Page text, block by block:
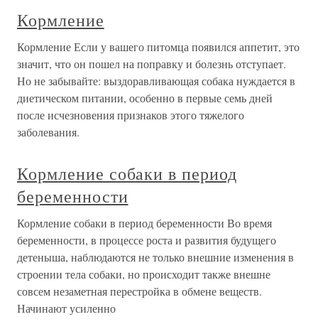
Кормление
Кормление Если у вашего питомца появился аппетит, это
значит, что он пошел на поправку и болезнь отступает.
Но не забывайте: выздоравливающая собака нуждается в
диетическом питании, особенно в первые семь дней
после исчезновения признаков этого тяжелого
заболевания.
Кормление собаки в период
беременности
Кормление собаки в период беременности Во время
беременности, в процессе роста и развития будущего
детеныша, наблюдаются не только внешние изменения в
строении тела собаки, но происходит также внешне
совсем незаметная перестройка в обмене веществ.
Начинают усиленно